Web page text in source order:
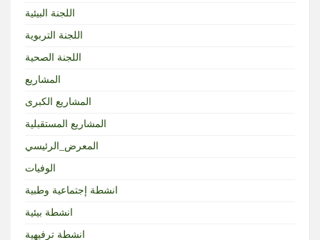
اللجنة البيئية
اللجنة التربوية
اللجنة الصحية
المشاريع
المشاريع الكبرى
المشاريع المستقبلية
المعرض_الرئيسي
الوفيات
انشطة إجتماعية وطبية
انشطة بيئية
انشطة ترفيهية